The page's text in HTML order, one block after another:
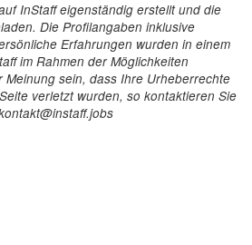
InStaff eigenständig erstellt und die
Die Profilangaben inklusive
Erfahrungen wurden in einem
im Rahmen der Möglichkeiten
Meinung sein, dass Ihre Urheberrechte
verletzt wurden, so kontaktieren Sie